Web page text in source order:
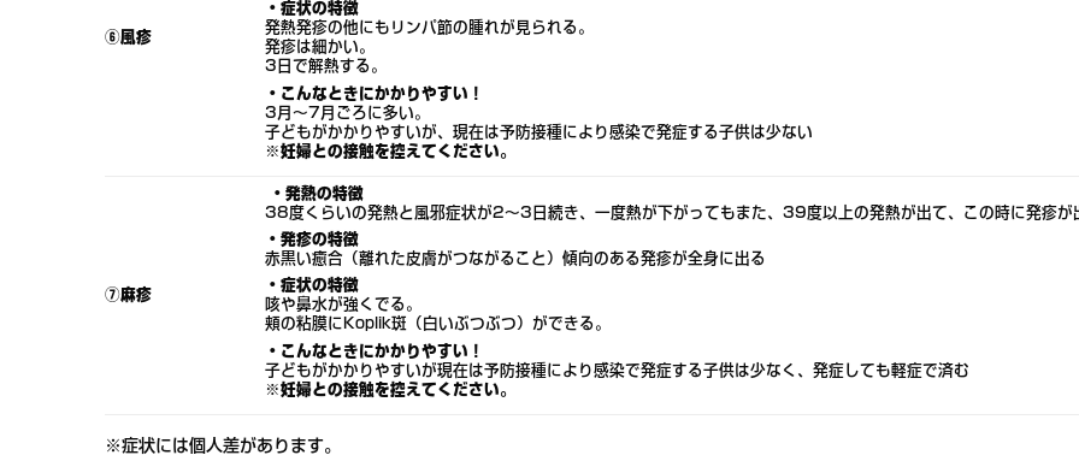
⑥風疹
・症状の特徴
発熱発疹の他にもリンパ節の腫れが見られる。
発疹は細かい。
3日で解熱する。
・こんなときにかかりやすい！
3月〜7月ごろに多い。
子どもがかかりやすいが、現在は予防接種により感染で発症する子供は少ない
※妊婦との接触を控えてください。
⑦麻疹
・発熱の特徴
38度くらいの発熱と風邪症状が2～3日続き、一度熱が下がってもまた、39度以上の発熱が出て、この時に発疹が
・発疹の特徴
赤黒い癒合（離れた皮膚がつながること）傾向のある発疹が全身に出る
・症状の特徴
咳や鼻水が強くでる。
頬の粘膜にKoplik斑（白いぶつぶつ）ができる。
・こんなときにかかりやすい！
子どもがかかりやすいが現在は予防接種により感染で発症する子供は少なく、発症しても軽症で済む
※妊婦との接触を控えてください。
※症状には個人差があります。